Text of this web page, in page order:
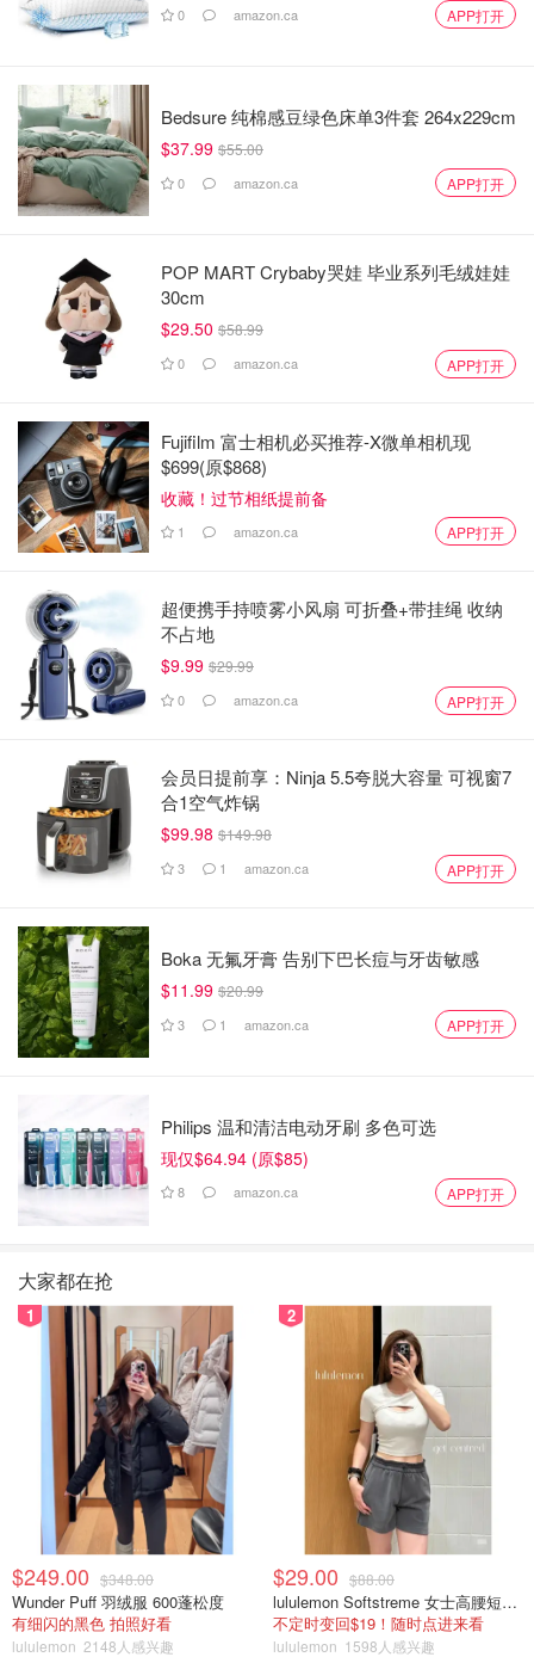
0 amazon.ca APP打开
Bedsure 纯棉感豆绿色床单3件套 264x229cm
$37.99 $55.00
0 amazon.ca APP打开
POP MART Crybaby哭娃 毕业系列毛绒娃娃
30cm
$29.50 $58.99
0 amazon.ca APP打开
Fujifilm 富士相机必买推荐-X微单相机现
$699(原$868)
收藏！过节相纸提前备
1 amazon.ca APP打开
超便携手持喷雾小风扇 可折叠+带挂绳 收纳
不占地
$9.99 $29.99
0 amazon.ca APP打开
会员日提前享：Ninja 5.5夸脱大容量 可视窗7
合1空气炸锅
$99.98 $149.98
3 1 amazon.ca APP打开
Boka 无氟牙膏 告别下巴长痘与牙齿敏感
$11.99 $20.99
3 1 amazon.ca APP打开
Philips 温和清洁电动牙刷 多色可选
现仅$64.94 (原$85)
8 amazon.ca APP打开
大家都在抢
1
$249.00 $348.00
Wunder Puff 羽绒服 600蓬松度
有细闪的黑色 拍照好看
lululemon 2148人感兴趣
2
$29.00 $88.00
lululemon Softstreme 女士高腰短裤 10cm
不定时变回$19！随时点进来看
lululemon 1598人感兴趣